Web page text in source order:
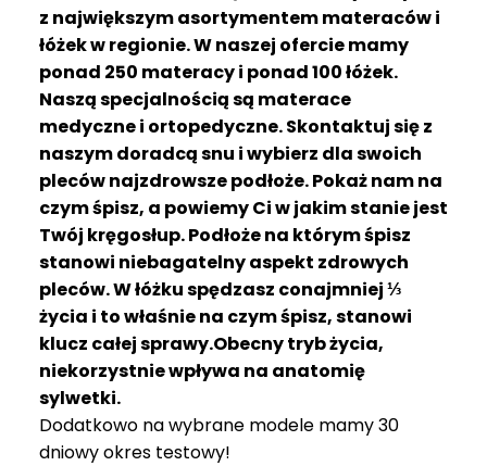
z największym asortymentem materaców i
łóżek w regionie. W naszej ofercie mamy
ponad 250 materacy i ponad 100 łóżek.
Naszą specjalnością są materace
medyczne i ortopedyczne. Skontaktuj się z
naszym doradcą snu i wybierz dla swoich
pleców najzdrowsze podłoże. Pokaż nam na
czym śpisz, a powiemy Ci w jakim stanie jest
Twój kręgosłup. Podłoże na którym śpisz
stanowi niebagatelny aspekt zdrowych
pleców. W łóżku spędzasz conajmniej ⅓
życia i to właśnie na czym śpisz, stanowi
klucz całej sprawy.Obecny tryb życia,
niekorzystnie wpływa na anatomię
sylwetki.
Dodatkowo na wybrane modele mamy 30
dniowy okres testowy!